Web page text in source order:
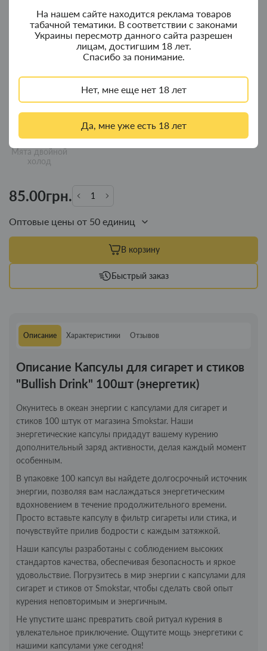
На нашем сайте находится реклама товаров
табачной тематики. В соответствии с законами
Украины пересмотр данного сайта разрешен
лицам, достигшим 18 лет.
Спасибо за понимание.
Нет, мне еще нет 18 лет
Да, мне уже есть 18 лет
лимон
Мята двойной
холод
85.00грн.
Оптовые цены от 50 единиц
В корзину
Быстрый заказ
Описание Характеристики Отзывов
Описание Капсулы для сигарет и стиков
"Bullish Drink" 100шт (энергетик)
Окунитесь в океан энергии с капсулами для сигарет и
стиков 100 штук от магазина Smokstar. Наши
энергетические капсулы придадут вашему курению
дополнительный заряд активности, делая каждый момент
особенным.
В упаковке 100 капсул вы найдете долгосрочный источник
энергии, позволяя вам наслаждаться энергетическим
вдохновением в течение продолжительного времени.
Просто вставьте капсулу в фильтр сигареты или стика, и
почувствуйте прилив бодрости с каждым затяжкой.
Наши капсулы разработаны с соблюдением высоких
стандартов качества, обеспечивая безопасность и яркое
удовольствие. Погрузитесь в мир энергии с капсулами для
сигарет и стиков от Smokstar, чтобы сделать свой опыт
курения неповторимым и энергичным.
Не упустите шанс превратить свой ритуал курения в
увлекательное приключение. Ощутите мощь энергетики с
нашими капсулами уже сегодня!